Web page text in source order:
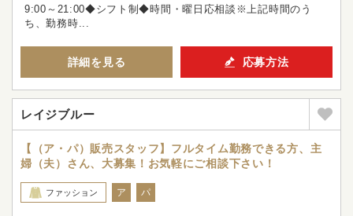
9:00～21:00◆シフト制◆時間・曜日応相談※上記時間のう
ち、勤務時...
詳細を見る 応募方法
レイジブルー
【（ア・パ）販売スタッフ】フルタイム勤務できる方、主
婦（夫）さん、大募集！お気軽にご相談下さい！
ファッション ア パ